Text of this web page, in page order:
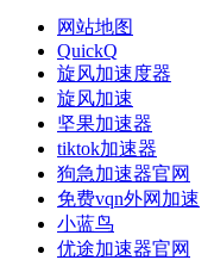
网站地图
QuickQ
旋风加速度器
旋风加速
坚果加速器
tiktok加速器
狗急加速器官网
免费vqn外网加速
小蓝鸟
优途加速器官网